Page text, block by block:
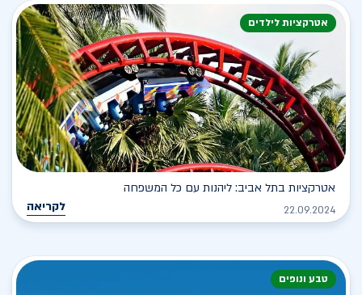
אטרקציות לילדים
אטרקציות בתל אביב: ליהנות עם כל המשפחה
22.09.2024 לקריאה
טבע ונופים